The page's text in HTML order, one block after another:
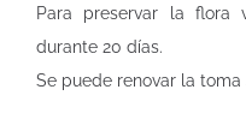
Para preservar la flora
durante 20 días.
Se puede renovar la toma